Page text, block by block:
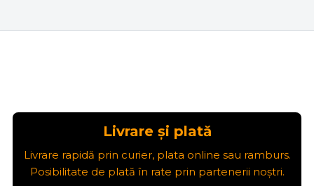
Livrare și plată
Livrare rapidă prin curier, plata online sau ramburs.
Posibilitate de plată în rate prin partenerii noștri.